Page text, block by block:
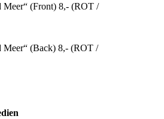
(Front) 8,- (ROT /
(Back) 8,- (ROT /